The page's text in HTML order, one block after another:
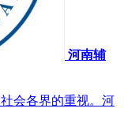
河南辅
会各界的重视。河